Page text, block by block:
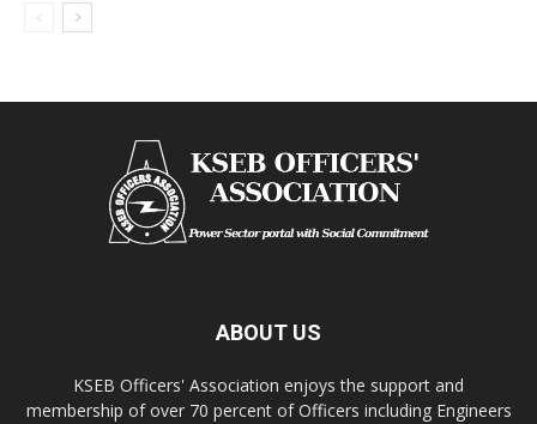
ABOUT US
KSEB Officers' Association enjoys the support and
membership of over 70 percent of Officers including Engineers